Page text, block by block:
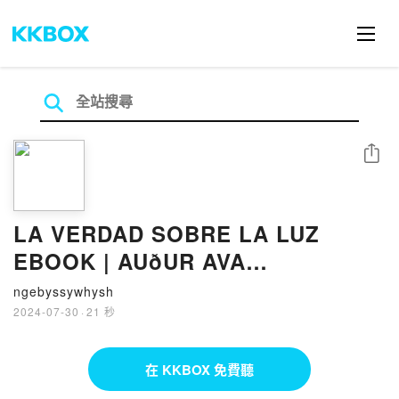
LA VERDAD SOBRE LA LUZ
EBOOK | AUðUR AVA
ÓLAFSDÓTTIR | Descargar libro
PDF EPUB
ngebyssywhysh
2024-07-30 · 21 秒
分享
在 KKBOX 免費聽